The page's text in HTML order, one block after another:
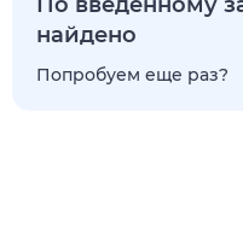
найдено
Попробуем еще раз?